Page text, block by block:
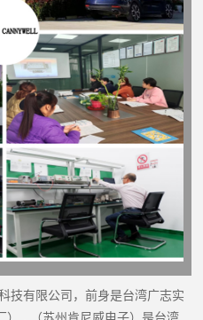
有限公司，前身是台湾广志实